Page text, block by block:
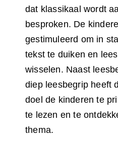
dat klassikaal wordt
besproken. De
gestimuleerd om in
tekst te duiken en
wisselen. Naast
diep leesbegrip heeft
doel de kinderen te
te lezen en te
thema.